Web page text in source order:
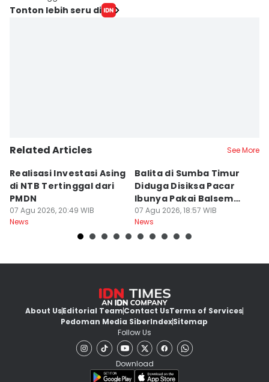
Tonton lebih seru di
Related Articles See More
Realisasi Investasi Asing
di NTB Tertinggal dari
PMDN
07 Agu 2026, 20:49 WIB
News
Balita di Sumba Timur
Diduga Disiksa Pacar
Ibunya Pakai Balsem
dan Cabai
07 Agu 2026, 18:57 WIB
News
About UsEditorial TeamContact UsTerms of Services
Pedoman Media SiberIndexSitemap
Follow Us
Download